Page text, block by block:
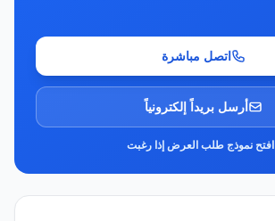
اتصل مباشرة
أرسل بريداً إلكترونياً
افتح نموذج طلب العرض إذا رغبت